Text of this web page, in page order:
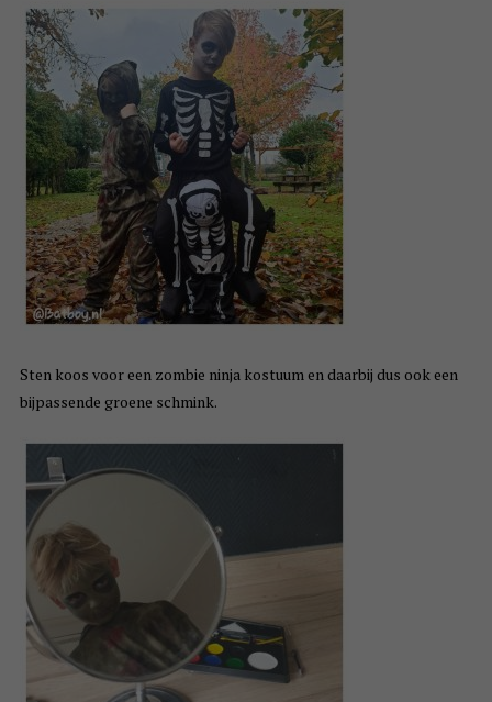
Sten koos voor een zombie ninja kostuum en daarbij dus ook een
bijpassende groene schmink.